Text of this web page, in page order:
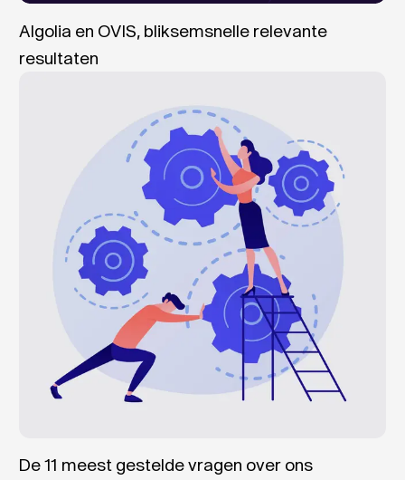
Algolia en OVIS, bliksemsnelle relevante
resultaten
De 11 meest gestelde vragen over ons